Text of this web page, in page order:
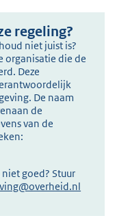
regeling?
niet juist is?
organisatie die de
Deze
De naam
de
van de
goed? Stuur